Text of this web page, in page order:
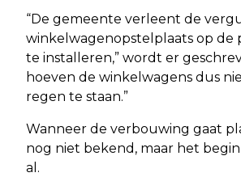
“De gemeente verleent de
winkelwagenopstelplaats op de
te installeren,” wordt er
hoeven de winkelwagens dus
regen te staan.”
Wanneer de verbouwing gaat
nog niet bekend, maar het
al.